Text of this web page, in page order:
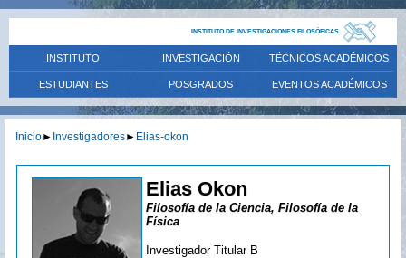
INSTITUTO DE INVESTIGACIONES FILOSÓFICAS
INSTITUTO INVESTIGACIÓN TÉCNICOS ACADÉMICOS
ESTUDIANTES POSGRADOS EVENTOS ACADÉMICOS
Inicio► Investigadores► Elias-okon
Elias Okon
Filosofía de la Ciencia, Filosofía de la
Física
Investigador Titular B